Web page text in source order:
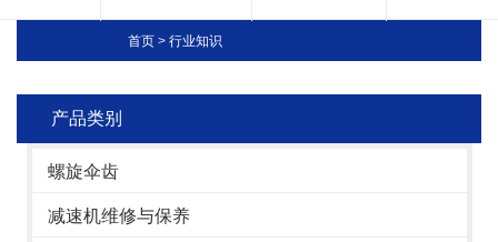
首页 > 行业知识
产品类别
螺旋伞齿
减速机维修与保养